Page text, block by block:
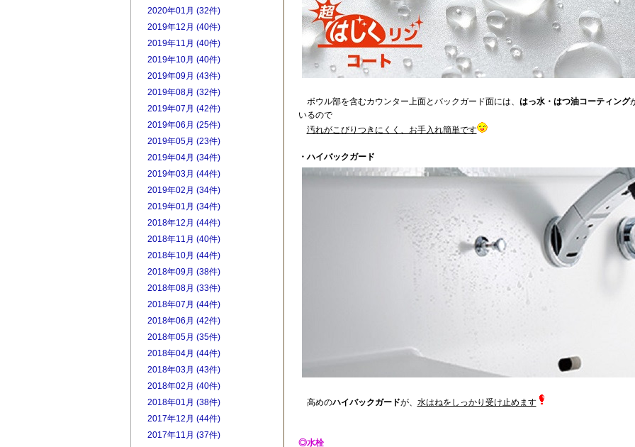
ボウル部を含むカウンター上面とバックガード面には、 はっ水・はつ油コーティング
いるので
汚れがこびりつきにくく、お手入れ簡単です
・ハイバックガード
高めのハイバックガードが、 水はねをしっかり受け止めます
◎水栓
2020年01月 (32件)
2019年12月 (40件)
2019年11月 (40件)
2019年10月 (40件)
2019年09月 (43件)
2019年08月 (32件)
2019年07月 (42件)
2019年06月 (25件)
2019年05月 (23件)
2019年04月 (34件)
2019年03月 (44件)
2019年02月 (34件)
2019年01月 (34件)
2018年12月 (44件)
2018年11月 (40件)
2018年10月 (44件)
2018年09月 (38件)
2018年08月 (33件)
2018年07月 (44件)
2018年06月 (42件)
2018年05月 (35件)
2018年04月 (44件)
2018年03月 (43件)
2018年02月 (40件)
2018年01月 (38件)
2017年12月 (44件)
2017年11月 (37件)